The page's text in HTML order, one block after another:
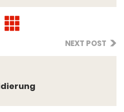
NEXT POST